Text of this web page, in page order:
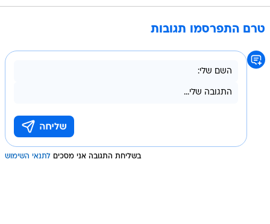
טרם התפרסמו תגובות
בשליחת התגובה אני מסכים לתנאי השימוש